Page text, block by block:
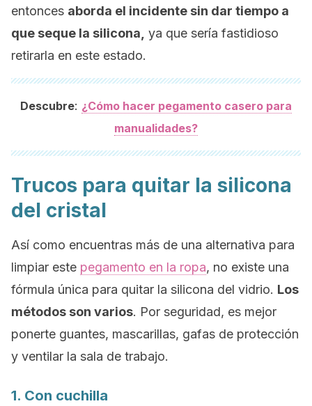
entonces aborda el incidente sin dar tiempo a
que seque la silicona, ya que sería fastidioso
retirarla en este estado.
Descubre: ¿Cómo hacer pegamento casero para
manualidades?
Trucos para quitar la silicona
del cristal
Así como encuentras más de una alternativa para
limpiar este pegamento en la ropa, no existe una
fórmula única para quitar la silicona del vidrio. Los
métodos son varios. Por seguridad, es mejor
ponerte guantes, mascarillas, gafas de protección
y ventilar la sala de trabajo.
1. Con cuchilla